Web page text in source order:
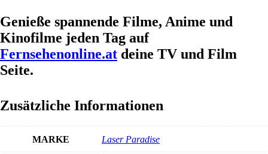
Genieße spannende Filme, Anime und
Kinofilme jeden Tag auf
Fernsehenonline.at deine TV und Film
Seite.
Zusätzliche Informationen
MARKE Laser Paradise